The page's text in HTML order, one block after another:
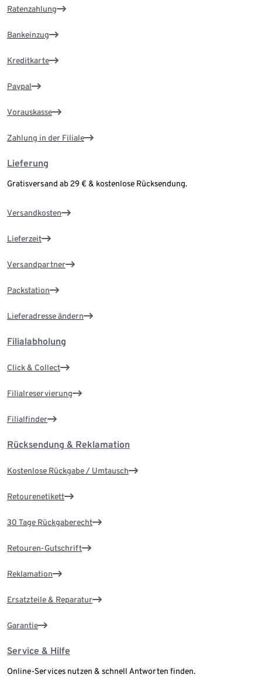
Ratenzahlung
Bankeinzug
Kreditkarte
Paypal
Vorauskasse
Zahlung in der Filiale
Lieferung
Gratisversand ab 29 € & kostenlose Rücksendung.
Versandkosten
Lieferzeit
Versandpartner
Packstation
Lieferadresse ändern
Filialabholung
Click & Collect
Filialreservierung
Filialfinder
Rücksendung & Reklamation
Kostenlose Rückgabe / Umtausch
Retourenetikett
30 Tage Rückgaberecht
Retouren-Gutschrift
Reklamation
Ersatzteile & Reparatur
Garantie
Service & Hilfe
Online-Services nutzen & schnell Antworten finden.